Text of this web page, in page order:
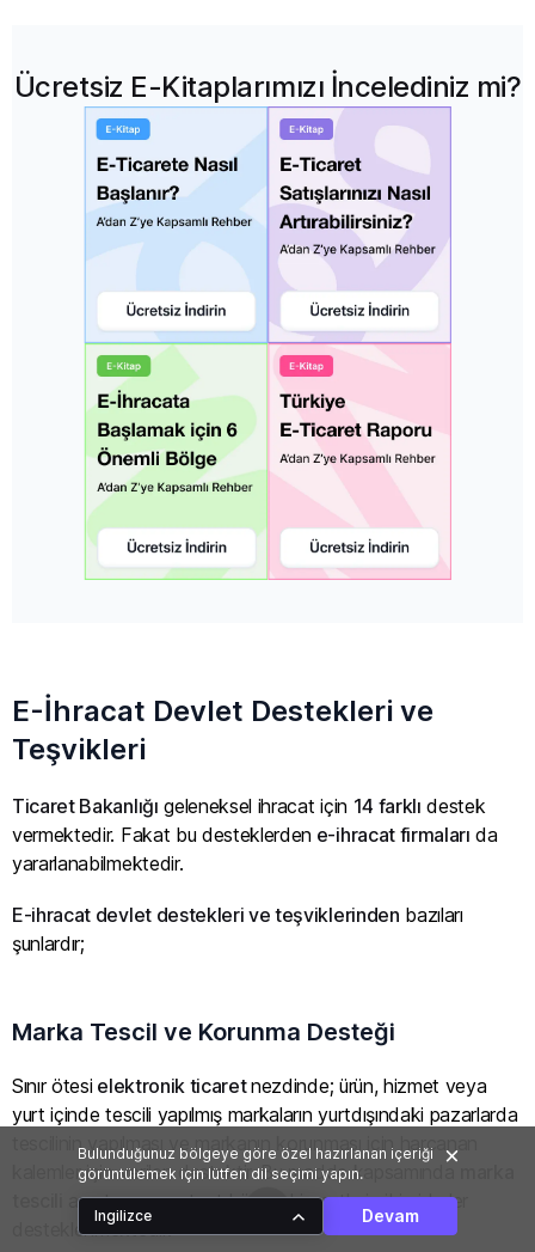
Bulunduğunuz bölgeye göre özel hazırlanan içeriği
görüntülemek için lütfen dil seçimi yapın.
Ingilizce Devam
Ücretsiz E-Kitaplarımızı İncelediniz mi?
E-İhracat Devlet Destekleri ve
Teşvikleri
Ticaret Bakanlığı geleneksel ihracat için 14 farklı destek
vermektedir. Fakat bu desteklerden e-ihracat firmaları da
yararlanabilmektedir.
E-ihracat devlet destekleri ve teşviklerinden bazıları
şunlardır;
Marka Tescil ve Korunma Desteği
Sınır ötesi elektronik ticaretnezdinde; ürün, hizmet veya
yurt içinde tescili yapılmış markaların yurtdışındaki pazarlarda
tescilinin yapılması ve markanın korunması için harcanan
kalemler için verilen destektir. Bu madde kapsamında
araştırması, patent bürosu hizmetleri gibi giderler
desteklenmektedir.